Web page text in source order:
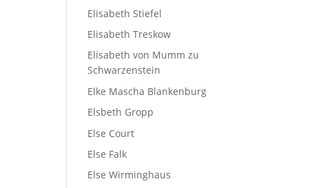
Elisabeth Stiefel
Elisabeth Treskow
Elisabeth von Mumm zu
Schwarzenstein
Elke Mascha Blankenburg
Elsbeth Gropp
Else Court
Else Falk
Else Wirminghaus